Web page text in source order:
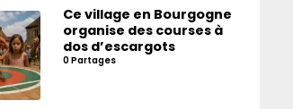
Ce village en Bourgogne
organise des courses à
dos d’escargots
0 Partages